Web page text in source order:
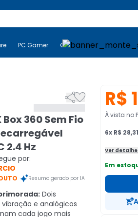
Hardware PC Gamer
PC Gamer Computadores

360 Sem Fio
2.4 Hz
por:
Resumo gerado por IA
Dois
e analógicos
cada jogo mais
R$
À vista no
6x R$ 28,31
Ver
Em